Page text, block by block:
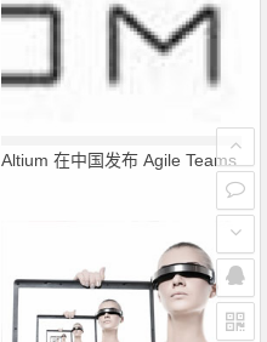
Altium 在中国发布 Agile Teams